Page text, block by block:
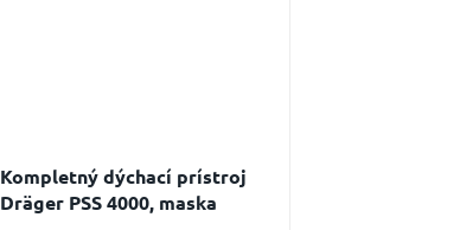
Kompletný dýchací prístroj
Dräger PSS 4000, maska